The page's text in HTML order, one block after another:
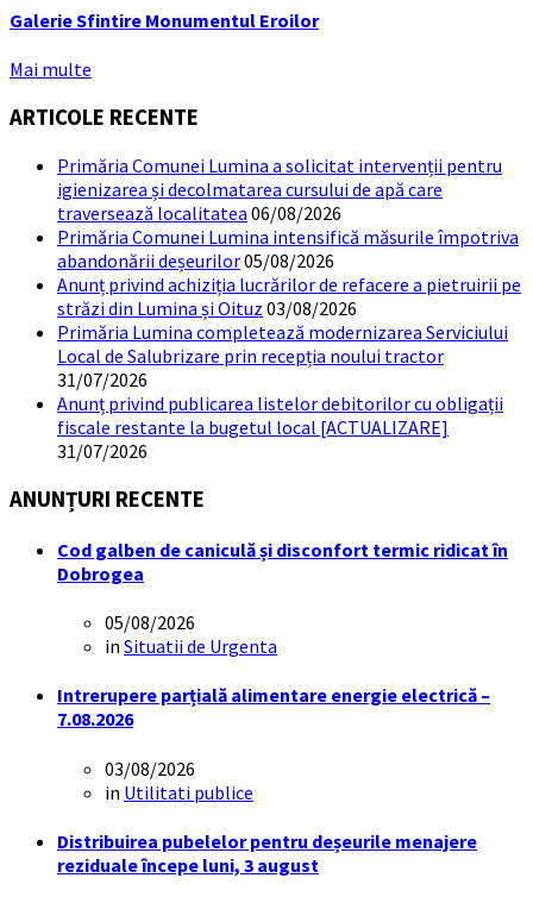
Galerie Sfintire Monumentul Eroilor
Mai multe
ARTICOLE RECENTE
Primăria Comunei Lumina a solicitat intervenții pentru
igienizarea și decolmatarea cursului de apă care
traversează localitatea 06/08/2026
Primăria Comunei Lumina intensifică măsurile împotriva
abandonării deșeurilor05/08/2026
Anunț privind achiziția lucrărilor de refacere a pietruirii pe
străzi din Lumina și Oituz 03/08/2026
Primăria Lumina completează modernizarea Serviciului
Local de Salubrizare prin recepția noului tractor
31/07/2026
Anunț privind publicarea listelor debitorilor cu obligații
fiscale restante la bugetul local [ACTUALIZARE]
31/07/2026
ANUNȚURI RECENTE
Cod galben de caniculă și disconfort termic ridicat în
Dobrogea
05/08/2026
in Situatii de Urgenta
Intrerupere parțială alimentare energie electrică –
7.08.2026
03/08/2026
in Utilitati publice
Distribuirea pubelelor pentru deșeurile menajere
reziduale începe luni, 3 august